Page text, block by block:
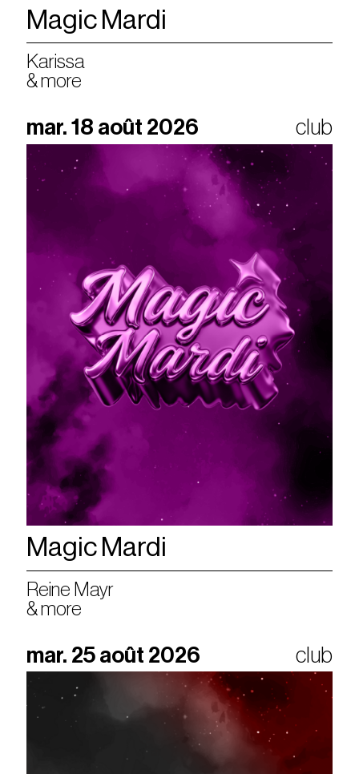
Magic Mardi
Karissa
& more
mar. 18 août 2026 club
Magic Mardi
Reine Mayr
& more
mar. 25 août 2026 club